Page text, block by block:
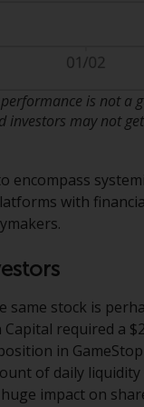
à
von
Website
den aktuellen
angeboten.
enthält
über die
der Anlageziele,
zu den Teilfonds
an
in denen eine
lokale
würde.
is not a
investors may not
with
same stock is
required a
in GameStop
of daily
impact on